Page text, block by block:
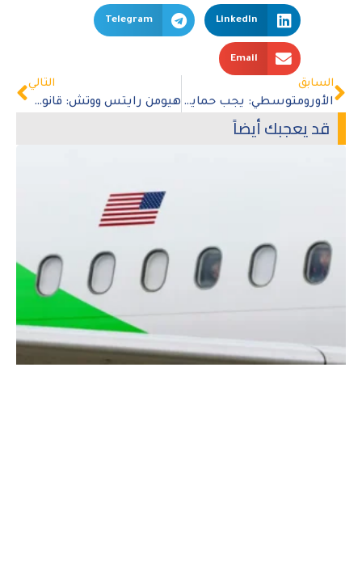
LinkedIn
Telegram
Email
السابق
الأورومتوسطي: يجب حماية النساء والفتيات في ظل تصاعد نشاط الحركات المناهضة للحقوق
التالي
هيومن رايتس ووتش: قانون العنف الأسري التونسي لا يحمي المرأة من العنف
قد يعجبك أيضاً